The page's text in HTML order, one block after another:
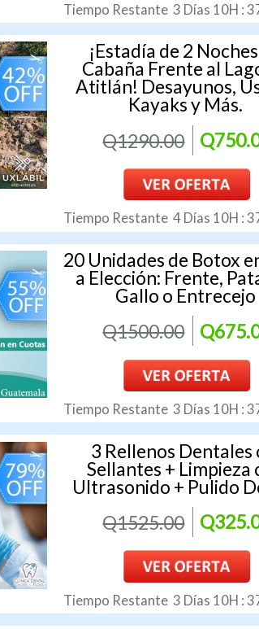
Tiempo Restante 3 Días 10H :
¡Estadía de 2
Cabaña Frente al
Atitlán! Desayunos,
Kayaks y Más.
Q1290.00
Tiempo Restante 4 Días 10H :
20 Unidades de Botox
a Elección: Frente,
Gallo o Entrecejo
Q1500.00
Tiempo Restante 3 Días 10H :
3 Rellenos Dentales
Sellantes + Limpieza
Ultrasonido + Pulido
Q1525.00
Tiempo Restante 3 Días 10H :